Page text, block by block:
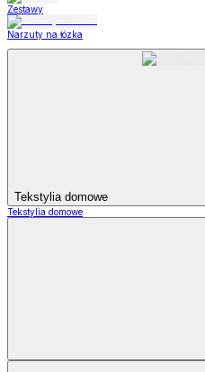
Zestawy
Narzuty na łózka
Tekstylia domowe
Tekstylia domowe